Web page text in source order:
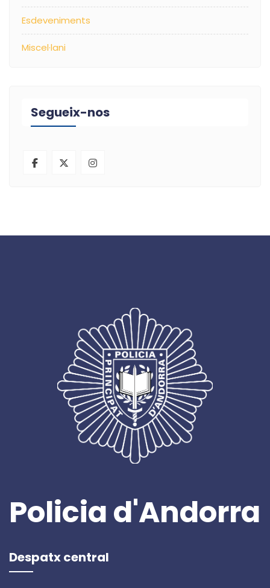
Esdeveniments
Miscel·lani
Segueix-nos
Policia d'Andorra
Despatx central